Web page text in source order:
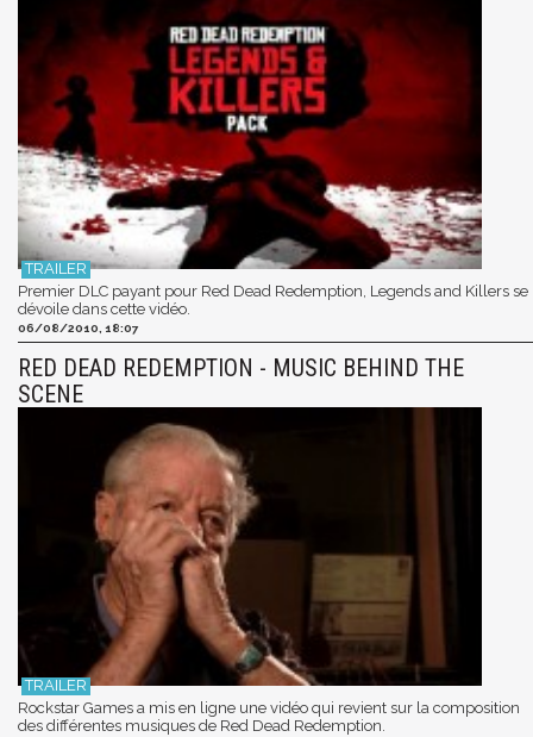
Premier DLC payant pour Red Dead Redemption, Legends and Killers se
dévoile dans cette vidéo.
06/08/2010, 18:07
RED DEAD REDEMPTION - MUSIC BEHIND THE
SCENE
Rockstar Games a mis en ligne une vidéo qui revient sur la composition
des différentes musiques de Red Dead Redemption.